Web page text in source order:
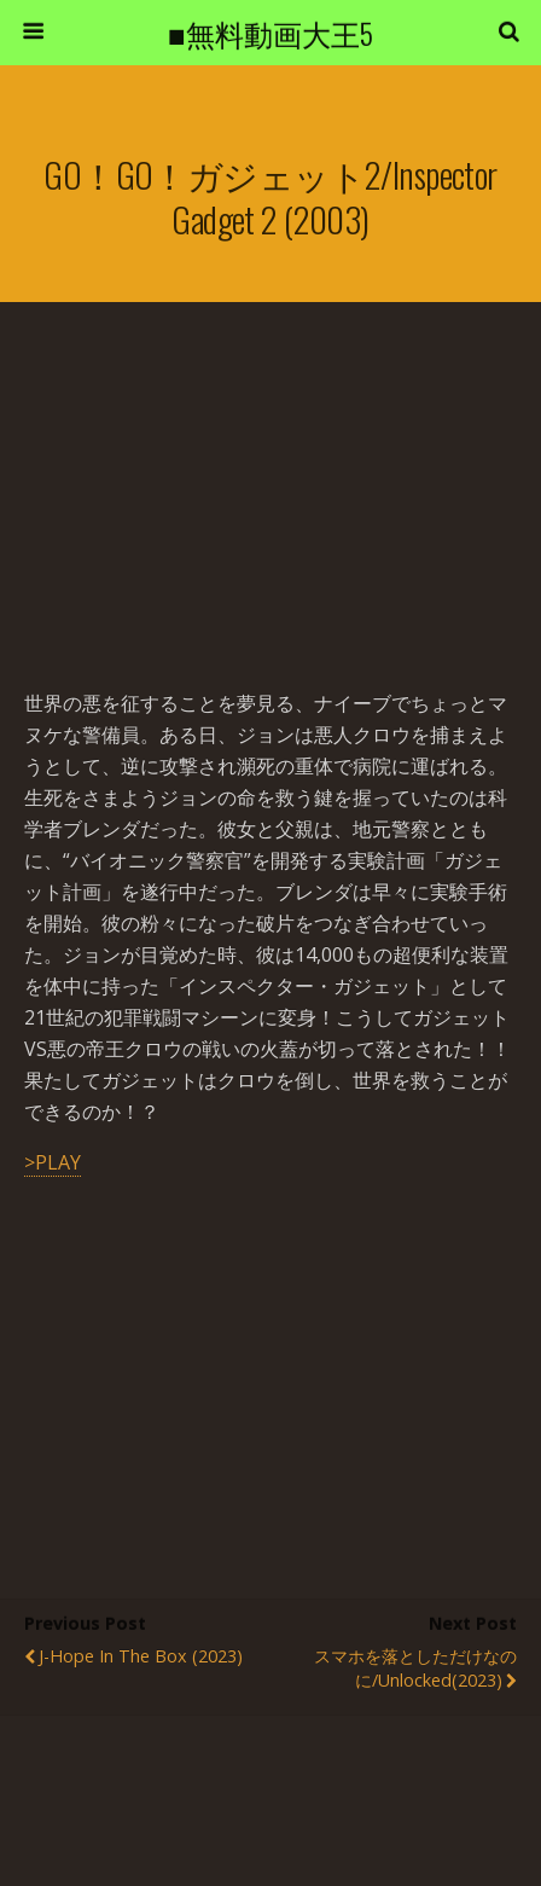
■無料動画大王5
GO！GO！ガジェット2/Inspector
Gadget 2 (2003)
世界の悪を征することを夢見る、ナイーブでちょっとマ
ヌケな警備員。ある日、ジョンは悪人クロウを捕まえよ
うとして、逆に攻撃され瀕死の重体で病院に運ばれる。
生死をさまようジョンの命を救う鍵を握っていたのは科
学者ブレンダだった。彼女と父親は、地元警察ととも
に、“バイオニック警察官”を開発する実験計画「ガジェ
ット計画」を遂行中だった。ブレンダは早々に実験手術
を開始。彼の粉々になった破片をつなぎ合わせていっ
た。ジョンが目覚めた時、彼は14,000もの超便利な装置
を体中に持った「インスペクター・ガジェット」として
21世紀の犯罪戦闘マシーンに変身！こうしてガジェット
VS悪の帝王クロウの戦いの火蓋が切って落とされた！！
果たしてガジェットはクロウを倒し、世界を救うことが
できるのか！？
>PLAY
Previous Post
J-Hope In The Box (2023)
Next Post
スマホを落としただけなの
に/Unlocked(2023)